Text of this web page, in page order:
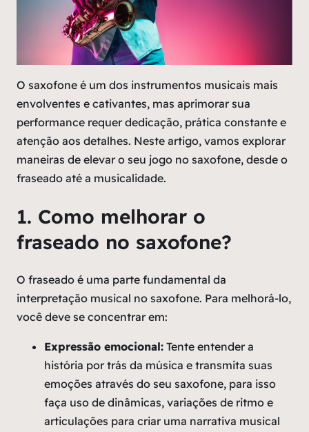
O saxofone é um dos instrumentos musicais mais
envolventes e cativantes, mas aprimorar sua
performance requer dedicação, prática constante e
atenção aos detalhes. Neste artigo, vamos explorar
maneiras de elevar o seu jogo no saxofone, desde o
fraseado até a musicalidade.
1. Como melhorar o
fraseado no saxofone?
O fraseado é uma parte fundamental da
interpretação musical no saxofone. Para melhorá-lo,
você deve se concentrar em:
Expressão emocional: Tente entender a
história por trás da música e transmita suas
emoções através do seu saxofone, para isso
faça uso de dinâmicas, variações de ritmo e
articulações para criar uma narrativa musical